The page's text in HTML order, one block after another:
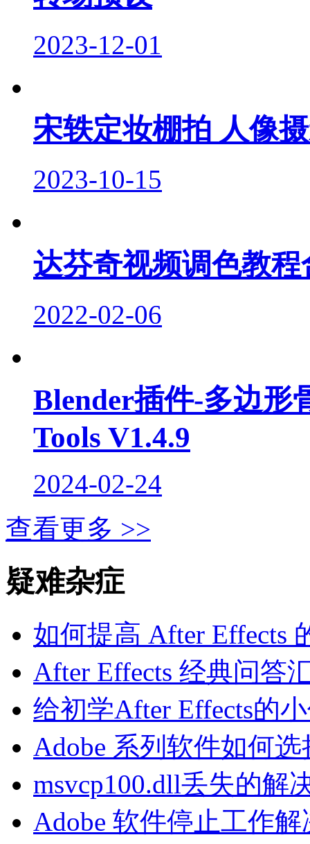
2023-12-01
宋轶定妆棚拍 人像
2023-10-15
达芬奇视频调色教程
2022-02-06
Blender插件-多边形
Tools V1.4.9
2024-02-24
查看更多 >>
疑难杂症
如何提高 After Effects
After Effects 经典问答
给初学After Effects的
Adobe 系列软件如何
msvcp100.dll丢失的解
Adobe 软件停止工作